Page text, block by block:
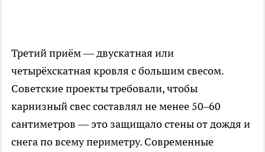
Третий приём — двускатная или
четырёхскатная кровля с большим свесом.
Советские проекты требовали, чтобы
карнизный свес составлял не менее 50–60
сантиметров — это защищало стены от дождя и
снега по всему периметру. Современные